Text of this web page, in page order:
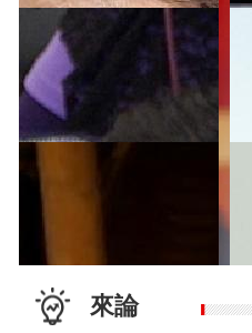
來論